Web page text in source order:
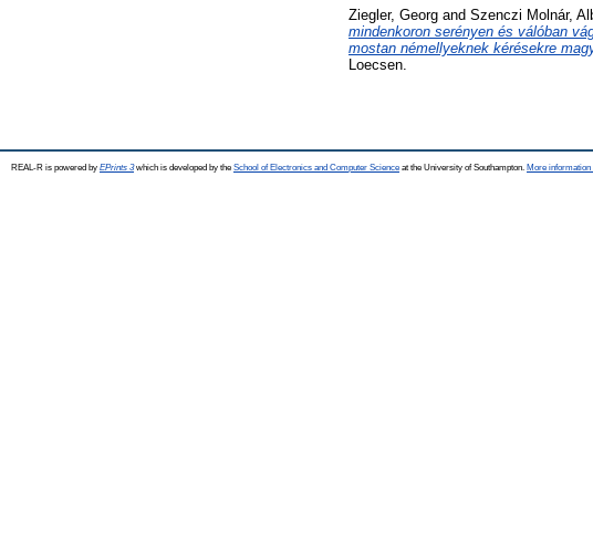
Ziegler, Georg and Szenczi Molnár,
mindenkoron serényen és válóban
mostan némellyeknek kérésekre
Loecsen.
REAL-R is powered by EPrints 3which is developed by the School of Electronics and Computer Science at the University of Southampton. More